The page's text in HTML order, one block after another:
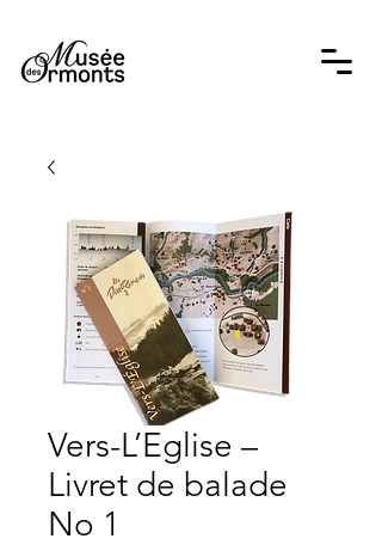
Vers-L’Eglise –
Livret de balade
No 1